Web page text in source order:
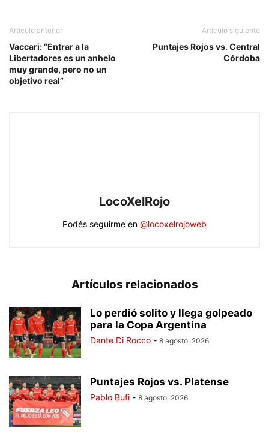
Artículo anterior
Vaccari: “Entrar a la
Libertadores es un anhelo
muy grande, pero no un
objetivo real”
Artículo siguiente
Puntajes Rojos vs. Central
Córdoba
LocoXelRojo
Podés seguirme en @locoxelrojoweb
Artículos relacionados
Lo perdió solito y llega golpeado
para la Copa Argentina
Dante Di Rocco - 8 agosto, 2026
Puntajes Rojos vs. Platense
Pablo Bufi - 8 agosto, 2026